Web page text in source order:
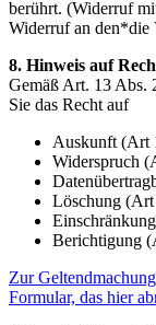
berührt. (Widerruf
Widerruf an den*die
8. Hinweis auf
Gemäß Art. 13 Abs.
Sie das Recht auf
Auskunft (Art
Widerspruch
Löschung
Berichtigung
Zur
Formular, das hier